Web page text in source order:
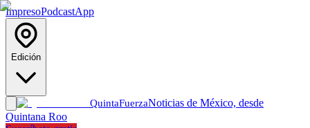
ImpresoPodcastApp
Edición
QuintaFuerzaNoticias de México, desde
Quintana Roo